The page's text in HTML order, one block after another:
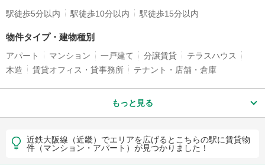
駅徒歩5分以内 駅徒歩10分以内 駅徒歩15分以内
物件タイプ・建物種別
アパート マンション 一戸建て 分譲賃貸
テラスハウス
木造
賃貸オフィス・貸事務所 テナント・店舗・倉庫
もっと見る
近鉄大阪線（近畿）でエリアを広げるとこちらの駅に賃貸物
件（マンション・アパート）が見つかりました！